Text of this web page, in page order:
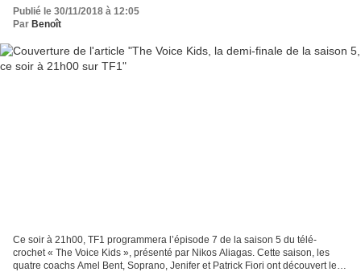
Publié le 30/11/2018 à 12:05
Par Benoît
Ce soir à 21h00, TF1 programmera l’épisode 7 de la saison 5 du télé-
crochet « The Voice Kids », présenté par Nikos Aliagas. Cette saison, les
quatre coachs Amel Bent, Soprano, Jenifer et Patrick Fiori ont découvert le